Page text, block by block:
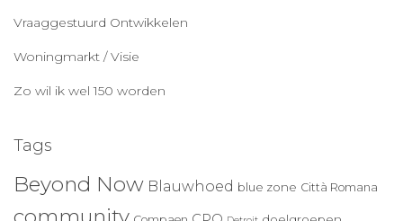
Vraaggestuurd Ontwikkelen
Woningmarkt / Visie
Zo wil ik wel 150 worden
Tags
Beyond Now Blauwhoed blue zone Città Romana